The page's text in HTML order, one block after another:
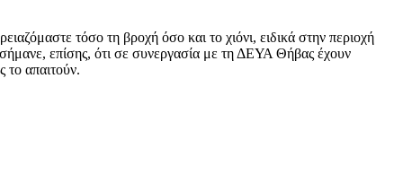
τόσο τη βροχή όσο και το χιόνι, ειδικά στην περιοχή
επίσης, ότι σε συνεργασία με τη ΔΕΥΑ Θήβας έχουν
το απαιτούν.